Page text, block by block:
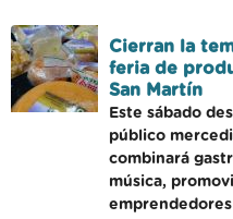
Cierran la
feria de
San Martín
Este sábado
público
combinará
música,